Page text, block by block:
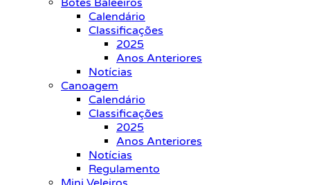
Botes Baleeiros
Calendário
Classificações
2025
Anos Anteriores
Notícias
Canoagem
Calendário
Classificações
2025
Anos Anteriores
Notícias
Regulamento